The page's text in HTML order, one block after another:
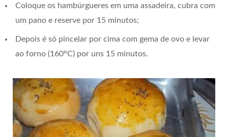
Coloque os hambúrgueres em uma assadeira, cubra com
um pano e reserve por 15 minutos;
Depois é só pincelar por cima com gema de ovo e levar
ao forno (160°C) por uns 15 minutos.